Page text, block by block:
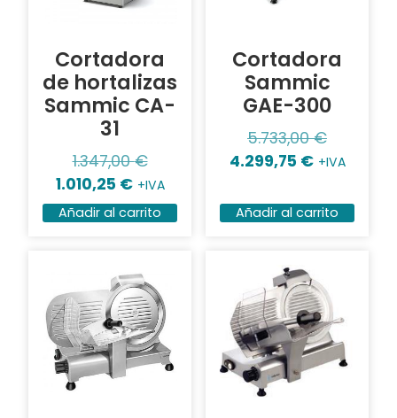
Cortadora
de hortalizas
Sammic CA-
31
1.347,00€
1.010,25 € +IVA
Añadir al carrito
Cortadora
Sammic
GAE-300
5.733,00€
4.299,75 € +IVA
Añadir al carrito